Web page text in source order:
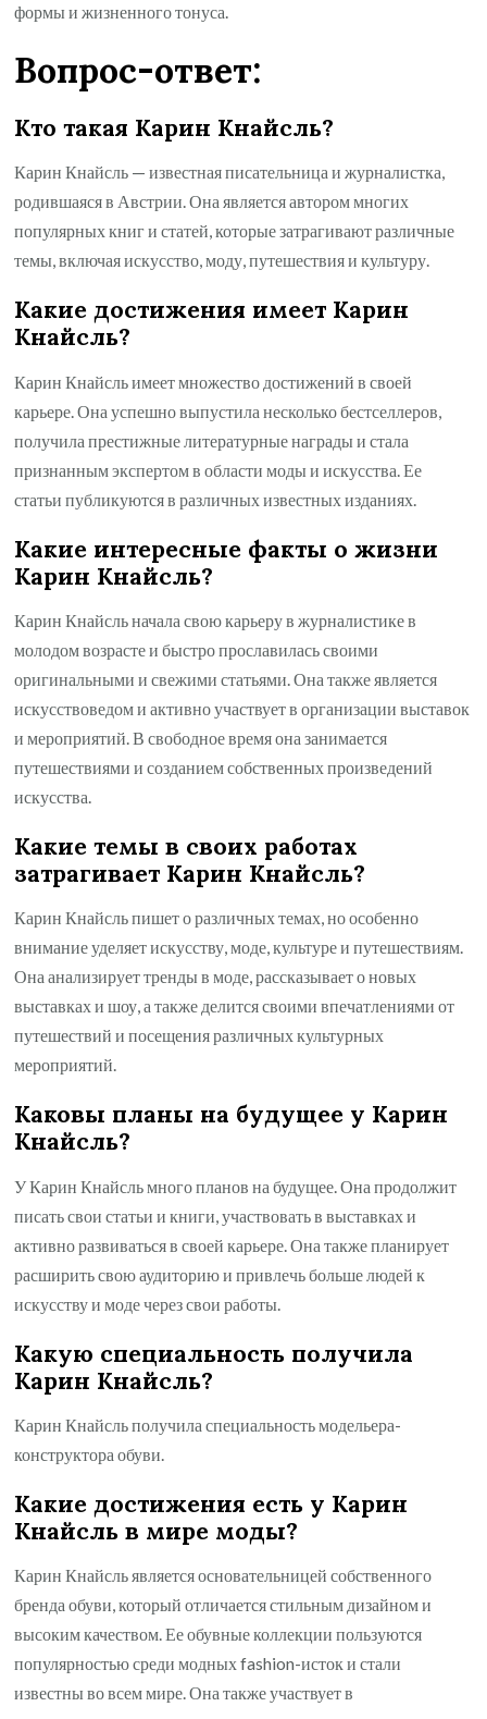
формы и жизненного тонуса.
Вопрос-ответ:
Кто такая Карин Кнайсль?
Карин Кнайсль — известная писательница и журналистка,
родившаяся в Австрии. Она является автором многих
популярных книг и статей, которые затрагивают различные
темы, включая искусство, моду, путешествия и культуру.
Какие достижения имеет Карин
Кнайсль?
Карин Кнайсль имеет множество достижений в своей
карьере. Она успешно выпустила несколько бестселлеров,
получила престижные литературные награды и стала
признанным экспертом в области моды и искусства. Ее
статьи публикуются в различных известных изданиях.
Какие интересные факты о жизни
Карин Кнайсль?
Карин Кнайсль начала свою карьеру в журналистике в
молодом возрасте и быстро прославилась своими
оригинальными и свежими статьями. Она также является
искусствоведом и активно участвует в организации выставок
и мероприятий. В свободное время она занимается
путешествиями и созданием собственных произведений
искусства.
Какие темы в своих работах
затрагивает Карин Кнайсль?
Карин Кнайсль пишет о различных темах, но особенно
внимание уделяет искусству, моде, культуре и путешествиям.
Она анализирует тренды в моде, рассказывает о новых
выставках и шоу, а также делится своими впечатлениями от
путешествий и посещения различных культурных
мероприятий.
Каковы планы на будущее у Карин
Кнайсль?
У Карин Кнайсль много планов на будущее. Она продолжит
писать свои статьи и книги, участвовать в выставках и
активно развиваться в своей карьере. Она также планирует
расширить свою аудиторию и привлечь больше людей к
искусству и моде через свои работы.
Какую специальность получила
Карин Кнайсль?
Карин Кнайсль получила специальность модельера-
конструктора обуви.
Какие достижения есть у Карин
Кнайсль в мире моды?
Карин Кнайсль является основательницей собственного
бренда обуви, который отличается стильным дизайном и
высоким качеством. Ее обувные коллекции пользуются
популярностью среди модных fashion-исток и стали
известны во всем мире. Она также участвует в